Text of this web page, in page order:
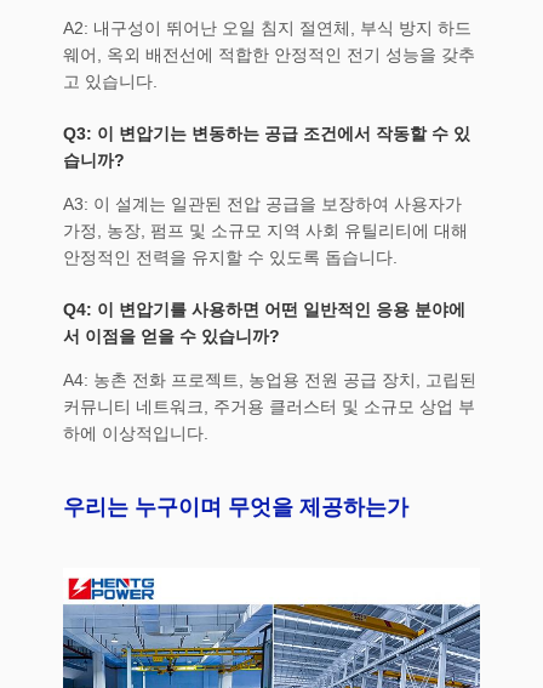
A2: 내구성이 뛰어난 오일 침지 절연체, 부식 방지 하드
웨어, 옥외 배전선에 적합한 안정적인 전기 성능을 갖추
고 있습니다.
Q3: 이 변압기는 변동하는 공급 조건에서 작동할 수 있
습니까?
A3: 이 설계는 일관된 전압 공급을 보장하여 사용자가
가정, 농장, 펌프 및 소규모 지역 사회 유틸리티에 대해
안정적인 전력을 유지할 수 있도록 돕습니다.
Q4: 이 변압기를 사용하면 어떤 일반적인 응용 분야에
서 이점을 얻을 수 있습니까?
A4: 농촌 전화 프로젝트, 농업용 전원 공급 장치, 고립된
커뮤니티 네트워크, 주거용 클러스터 및 소규모 상업 부
하에 이상적입니다.
우리는 누구이며 무엇을 제공하는가